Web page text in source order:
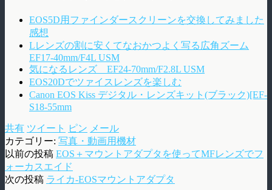
EOS5D用ファインダースクリーンを交換してみました
感想
Lレンズの割に安くてなおかつよく写る広角ズーム
EF17-40mm/F4L USM
気になるレンズ EF24-70mm/F2.8L USM
EOS20Dでツァイスレンズを楽しむ
Canon EOS Kiss デジタル・レンズキット(ブラック)[EF-
S18-55mm
共有 ツイート ピン メール
カテゴリー: 写真・動画用機材
以前の投稿 EOS＋マウントアダプタを使ってMFレンズでフ
ォーカスエイド
次の投稿 ライカ-EOSマウントアダプタ